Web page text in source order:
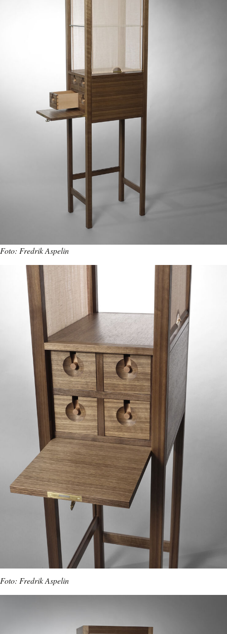
Foto: Fredrik Aspelin
Foto: Fredrik Aspelin